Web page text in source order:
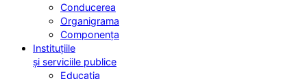
Conducerea
Organigrama
Componența
Instituțiile
și serviciile publice
Educația